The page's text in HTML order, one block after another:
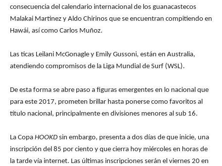
consecuencia del calendario internacional de los guanacastecos
Malakai Martinez y Aldo Chirinos que se encuentran compitiendo en
Hawái, así como Carlos Muñoz.
Las ticas Leilani McGonagle y Emily Gussoni, están en Australia,
atendiendo compromisos de la Liga Mundial de Surf (WSL).
De esta forma se abre paso a figuras emergentes en lo nacional que
para este 2017, prometen brillar hasta ponerse como favoritos al
título nacional, principalmente en divisiones menores al sub 16.
La Copa HOOKD sin embargo, presenta a dos días de que inicie, una
inscripción del 85 por ciento y que cierra hoy miércoles en horas de
la tarde vía internet. Las últimas inscripciones serán el viernes 20 en